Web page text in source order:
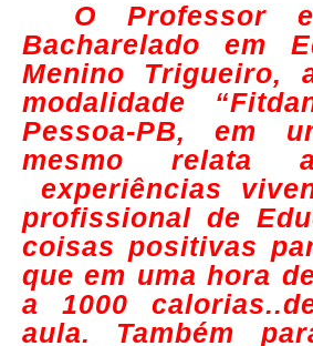
O Professor
Bacharelado em
Menino Trigueiro,
modalidade
Pessoa-PB, em
mesmo relata
experiências
profissional de
coisas positivas
que em uma hora
a 1000
aula. Também